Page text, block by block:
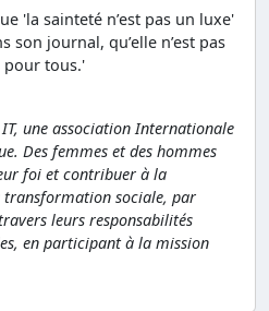
'la sainteté n’est pas un luxe'
son journal, qu’elle n’est pas
pour tous.'
une association Internationale
Des femmes et des hommes
foi et contribuer à la
sociale, par
leurs responsabilités
en participant à la mission